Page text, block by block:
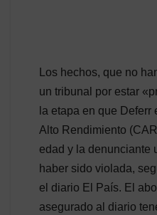
Los hechos, que no
un tribunal por estar
la etapa en que
Alto Rendimiento
edad y la denunciante
haber sido violada,
el diario El País. El
asegurado al diario